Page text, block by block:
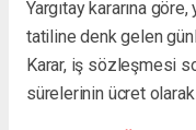
Yargıtay kararına
tatiline denk gelen
Karar, iş sözleşmesi
sürelerinin ücret olarak